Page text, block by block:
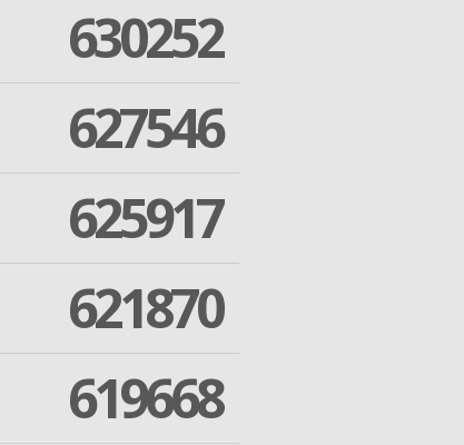
630252
627546
625917
621870
619668